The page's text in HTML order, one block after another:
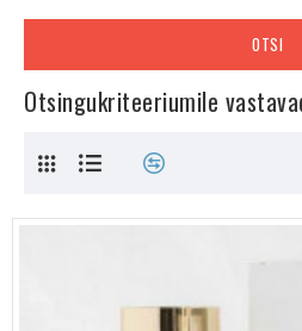
OTSI
Otsingukriteeriumile